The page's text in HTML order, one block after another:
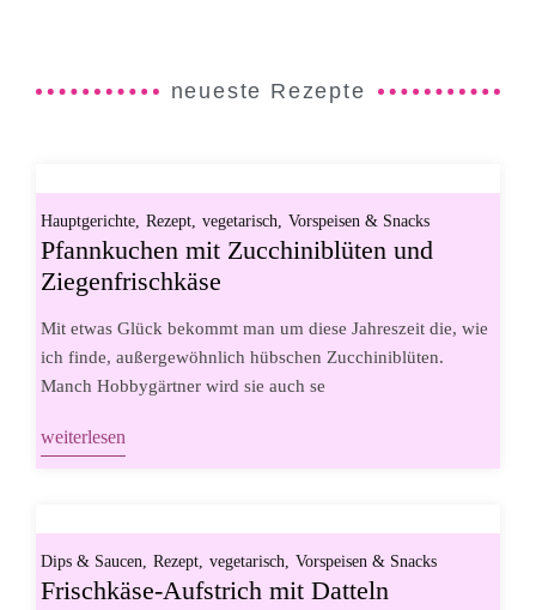
neueste Rezepte
Hauptgerichte Rezept vegetarisch Vorspeisen & Snacks
Pfannkuchen mit Zucchiniblüten und
Ziegenfrischkäse
Mit etwas Glück bekommt man um diese Jahreszeit die, wie
ich finde, außergewöhnlich hübschen Zucchiniblüten.
Manch Hobbygärtner wird sie auch se
weiterlesen
Dips & Saucen Rezept vegetarisch Vorspeisen & Snacks
Frischkäse-Aufstrich mit Datteln